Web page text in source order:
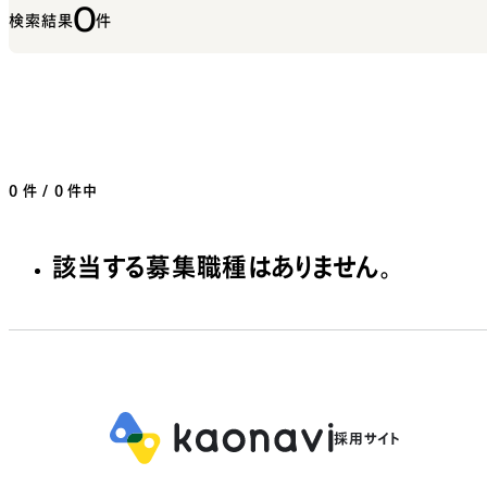
検索結果0件
0 件 / 0 件中
該当する募集職種はありません。